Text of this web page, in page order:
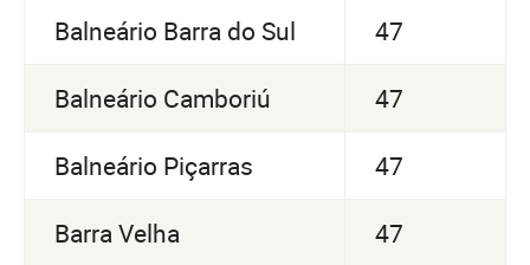
Balneário Barra do Sul 47
Balneário Camboriú 47
Balneário Piçarras 47
Barra Velha 47